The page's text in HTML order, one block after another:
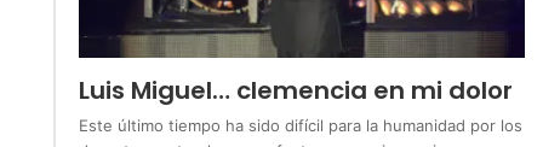
Luis Miguel… clemencia en mi dolor
Este último tiempo ha sido difícil para la humanidad por los